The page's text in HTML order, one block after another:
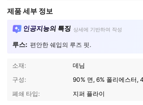
제품 세부 정보
인공지능의 특징 상세에 기반하여 작성
루스: 편안한 쉐입의 루즈 핏.
소재:
데님
구성:
90% 면, 6% 폴리에스터,
폐쇄 타입:
지퍼 플라이